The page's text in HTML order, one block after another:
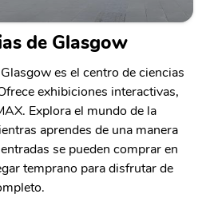
de Glasgow
es el centro de ciencias
exhibiciones interactivas,
Explora el mundo de la
aprendes de una manera
se pueden comprar en
temprano para disfrutar de